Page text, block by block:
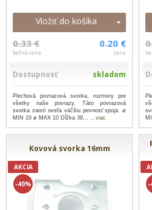
Vložiť do košíka
0.33 €
bežná cena
0.20 €
cena
Dostupnosť skladom
Plechová povrazová svorka, rozmery pre
všetky naše povrazy. Táto povrazová
svorka zaistí oveľa väčšiu pevnosť spoja. ø
MIN 10 ø MAX 10 Dĺžka 39...
...viac
Kovová svorka 16mm
AKCIA
-40%
-